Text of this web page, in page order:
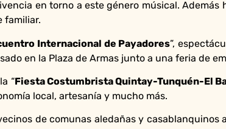
en torno a este género músical.
familiar.
Internacional de Payadores”,
en la Plaza de Armas junto a una feria de
“Fiesta Costumbrista Quintay-Tunquén-El
local, artesanía y mucho más.
de comunas aledañas y casablanquinos